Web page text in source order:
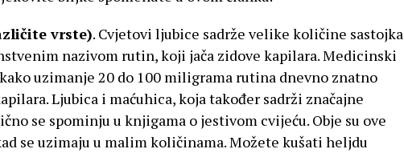
vrste). Cvjetovi ljubice sadrže velike količine sastojka
nazivom rutin, koji jača zidove kapilara. Medicinski
uzimanje 20 do 100 miligrama rutina dnevno znatno
Ljubica i maćuhica, koja također sadrži značajne
se spominju u knjigama o jestivom cvijeću. Obje su ove
se uzimaju u malim količinama. Možete kušati heljdu